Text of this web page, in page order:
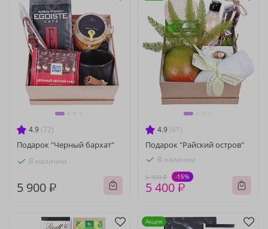
4.9 (72)
Подарок "Черный бархат"
В наличии
5 900 ₽
4.9 (61)
Подарок "Райский остров"
В наличии
6 350 ₽ -15%
5 400 ₽
Акция